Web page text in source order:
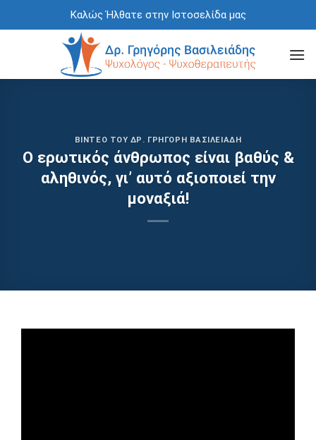
to
Καλώς Ήλθατε στην Ιστοσελίδα μας
ΒΊΝΤΕΟ ΤΟΥ ΔΡ. ΓΡΗΓΌΡΗ ΒΑΣΙΛΕΙΆΔΗ
Ο ερωτικός άνθρωπος είναι βαθύς &
αληθινός, γι’ αυτό αξιοποιεί την
μοναξιά!